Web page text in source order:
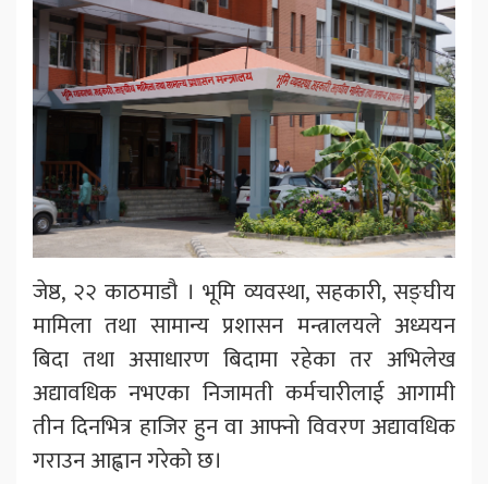
जेष्ठ, २२ काठमाडौ । भूमि व्यवस्था, सहकारी, सङ्घीय
मामिला तथा सामान्य प्रशासन मन्त्रालयले अध्ययन
बिदा तथा असाधारण बिदामा रहेका तर अभिलेख
अद्यावधिक नभएका निजामती कर्मचारीलाई आगामी
तीन दिनभित्र हाजिर हुन वा आफ्नो विवरण अद्यावधिक
गराउन आह्वान गरेको छ।